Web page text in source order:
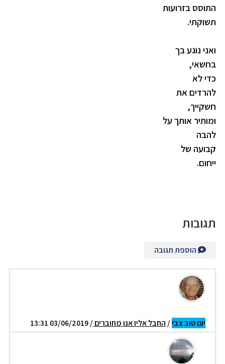
התוסס בזרועות
תשוקתי.
ואני נוגע בך
בחשאי,
כדי לא
להרדים את
חשקייך,
ומותיר אותך על
להבה
קבועה של
ייחום.
תגובות
הוספת תגובה
יום טוב צבי/ החבל אליו אנו מחוברים/ 03/06/2019 13:31